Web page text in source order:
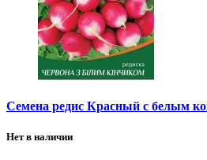
Семена редис Красный с белым
Нет в наличии